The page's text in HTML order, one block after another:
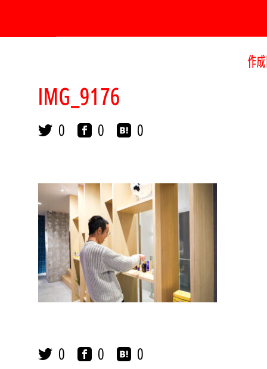
作
IMG_9176
0 0 0
0 0 0